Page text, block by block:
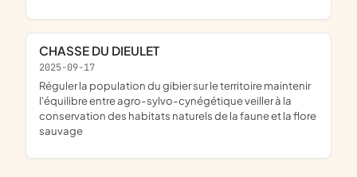
CHASSE DU DIEULET
2025-09-17
réguler la population du gibier sur le territoire maintenir
l'équilibre entre agro-sylvo-cynégétique veiller à la
conservation des habitats naturels de la faune et la flore
sauvage